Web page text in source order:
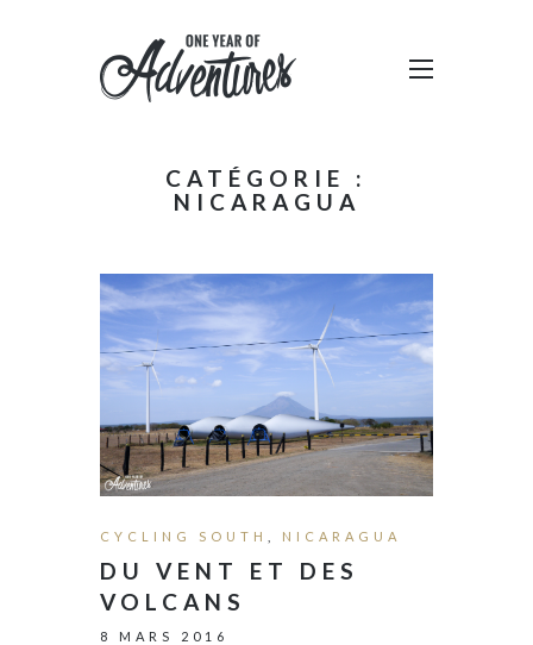
CATÉGORIE :
NICARAGUA
CYCLING SOUTH NICARAGUA
DU VENT ET DES
VOLCANS
8 MARS 2016